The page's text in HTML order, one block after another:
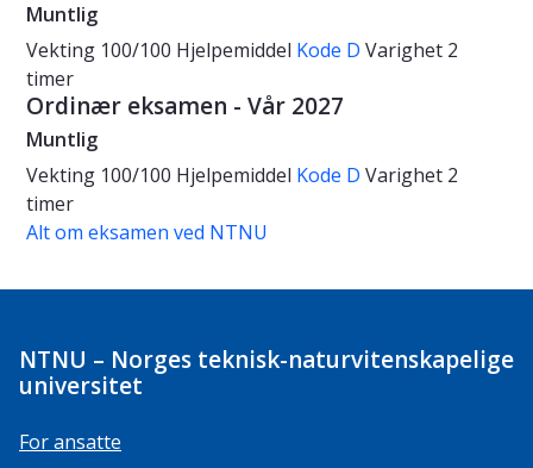
Muntlig
Vekting 100/100 Hjelpemiddel Kode D Varighet 2
timer
Ordinær eksamen - Vår 2027
Muntlig
Vekting 100/100 Hjelpemiddel Kode D Varighet 2
timer
Alt om eksamen ved NTNU
NTNU – Norges teknisk-naturvitenskapelige
universitet
For ansatte